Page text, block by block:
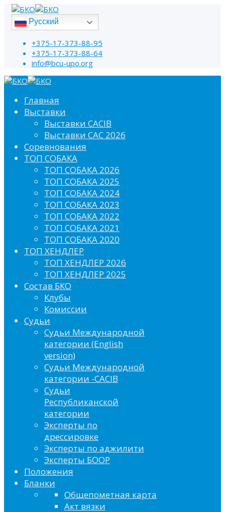
Русский
+375-17-373-88-95
+375-17-373-88-64
info@bcu-upo.org
Главная
Выставки
Выставки CACIB
Выставки САС 2026
Соревнования
ТОП СОБАКА
ТОП СОБАКА 2026
ТОП СОБАКА 2025
ТОП СОБАКА 2024
ТОП СОБАКА 2023
ТОП СОБАКА 2022
ТОП СОБАКА 2021
ТОП СОБАКА 2020
ТОП ХЕНДЛЕР
ТОП ХЕНДЛЕР 2026
ТОП ХЕНДЛЕР 2025
Состав БКО
Клубы
Комиссии
Судьи
Судьи Международной
категории (English
version)
Судьи Международной
категории -CACIB
Судьи
Республиканской
категории
Эксперты по
дрессировке
Эксперты по аджилити
Эксперты БООР
Положения
Бланки
Общепометная карта
Акт вязки